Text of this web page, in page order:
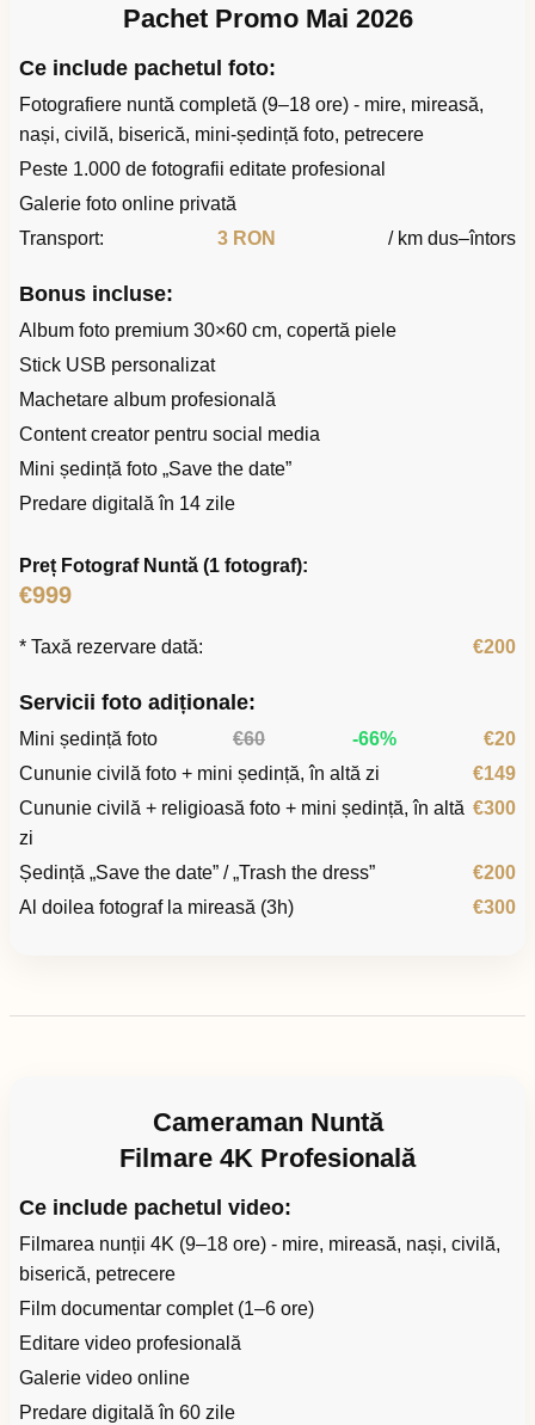
Pachet Promo Mai 2026
Ce include pachetul foto:
Fotografiere nuntă completă (9–18 ore) - mire, mireasă,
nași, civilă, biserică, mini-ședință foto, petrecere
Peste 1.000 de fotografii editate profesional
Galerie foto online privată
Transport:
3 RON / km dus–întors
Bonus incluse:
Album foto premium 30×60 cm, copertă piele
Stick USB personalizat
Machetare album profesională
Content creator pentru social media
Mini ședință foto „Save the date”
Predare digitală în 14 zile
Preț Fotograf Nuntă (1 fotograf):
€999
* Taxă rezervare dată: €200
Servicii foto adiționale:
Mini ședință foto €60 -66%
€20
Cununie civilă foto + mini ședință, în altă zi
€149
Cununie civilă + religioasă foto + mini ședință, în altă
zi
€300
Ședință „Save the date” / „Trash the dress”
€200
Al doilea fotograf la mireasă (3h)
€300
Cameraman Nuntă
Filmare 4K Profesională
Ce include pachetul video:
Filmarea nunții 4K (9–18 ore) - mire, mireasă, nași, civilă,
biserică, petrecere
Film documentar complet (1–6 ore)
Editare video profesională
Galerie video online
Predare digitală în 60 zile